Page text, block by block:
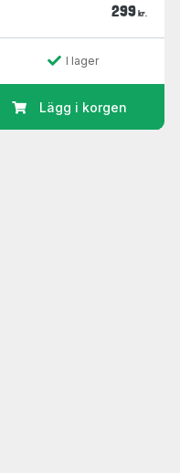
299 kr.
I lager
Lägg i korgen